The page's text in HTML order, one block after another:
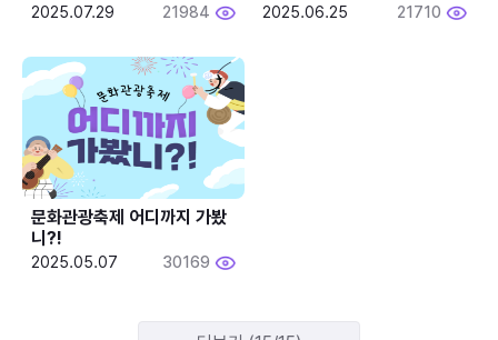
2025.07.29 21984 2025.06.25 21710
문화관광축제 어디까지 가봤
니?!
2025.05.07 30169